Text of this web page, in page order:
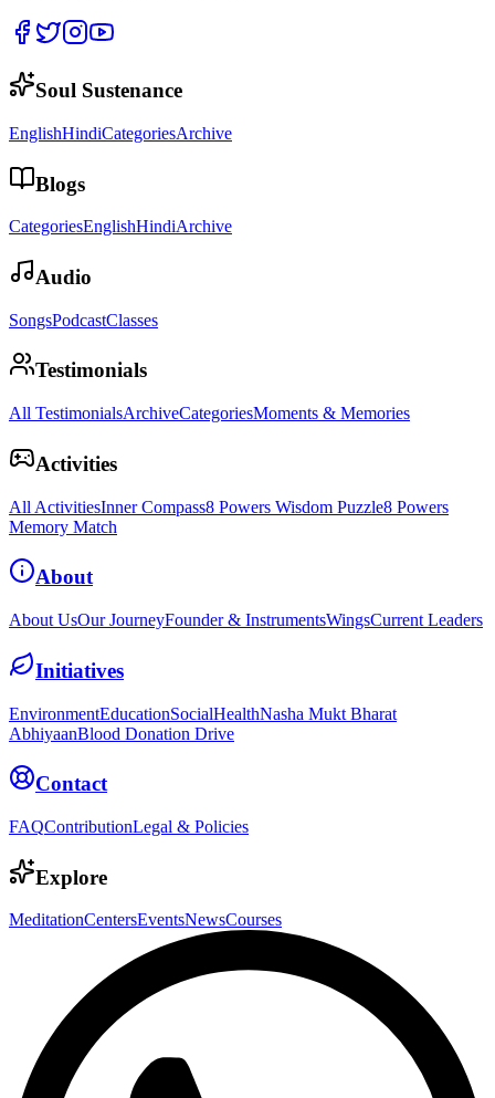
Soul Sustenance
EnglishHindiCategoriesArchive
Blogs
CategoriesEnglishHindiArchive
Audio
SongsPodcastClasses
Testimonials
All TestimonialsArchiveCategoriesMoments & Memories
Activities
All ActivitiesInner Compass8 Powers Wisdom Puzzle8 Powers
Memory Match
About
About UsOur JourneyFounder & InstrumentsWingsCurrent Leaders
Initiatives
EnvironmentEducationSocialHealthNasha Mukt Bharat
AbhiyaanBlood Donation Drive
Contact
FAQContributionLegal & Policies
Explore
MeditationCentersEventsNewsCourses